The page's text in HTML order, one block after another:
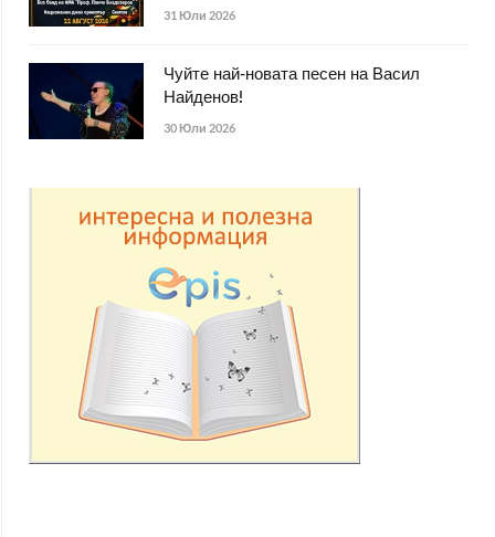
31 Юли 2026
Чуйте най-новата песен на Васил
Найденов!
30 Юли 2026